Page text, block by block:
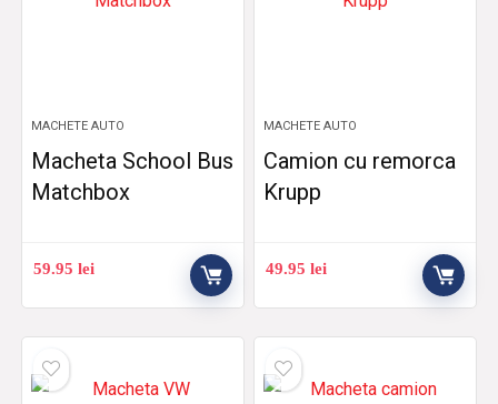
MACHETE AUTO
Macheta School Bus
Matchbox
59.95lei
MACHETE AUTO
Camion cu remorca
Krupp
49.95lei